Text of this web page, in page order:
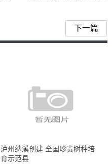
下一篇
泸州纳溪创建 全国珍贵树种培
育示范县